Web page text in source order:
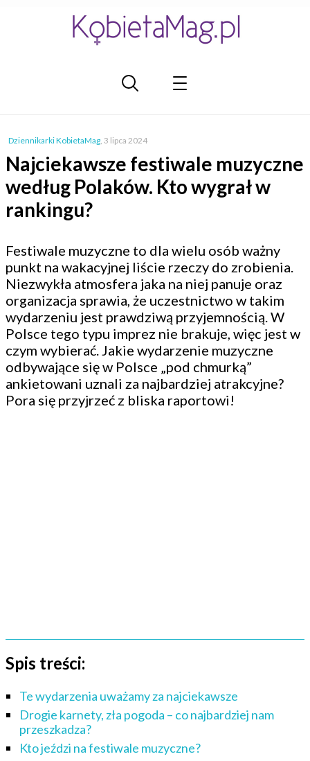
Dziennikarki KobietaMag, 3 lipca 2024
Najciekawsze festiwale muzyczne
według Polaków. Kto wygrał w
rankingu?
Festiwale muzyczne to dla wielu osób ważny
punkt na wakacyjnej liście rzeczy do zrobienia.
Niezwykła atmosfera jaka na niej panuje oraz
organizacja sprawia, że uczestnictwo w takim
wydarzeniu jest prawdziwą przyjemnością. W
Polsce tego typu imprez nie brakuje, więc jest w
czym wybierać. Jakie wydarzenie muzyczne
odbywające się w Polsce „pod chmurką”
ankietowani uznali za najbardziej atrakcyjne?
Pora się przyjrzeć z bliska raportowi!
Spis treści:
Te wydarzenia uważamy za najciekawsze
Drogie karnety, zła pogoda – co najbardziej nam
przeszkadza?
Kto jeździ na festiwale muzyczne?